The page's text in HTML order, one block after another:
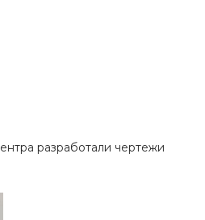
разработали чертежи